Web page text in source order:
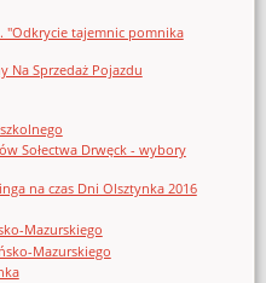
"Odkrycie tajemnic pomnika
Na Sprzedaż Pojazdu
Sołectwa Drwęck - wybory
na czas Dni Olsztynka 2016
Mazurskiego
Mazurskiego